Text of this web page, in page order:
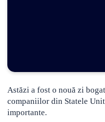
Astăzi a fost o nouă zi
companiilor din Statele
importante.